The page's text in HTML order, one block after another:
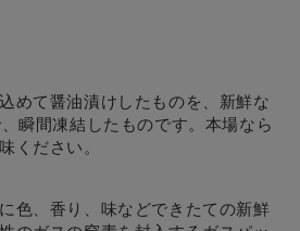
めて醤油漬けしたものを、新鮮な
瞬間凍結したものです。本場なら
ください。
色、香り、味などできたての新鮮